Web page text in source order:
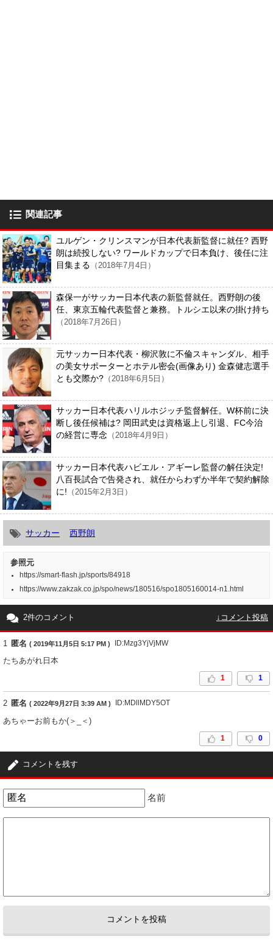
関連記事
ユルゲン・クリンスマンが日本代表新監督に就任? 西野
朗は続投しない? ワールドカップで日本負け、後任に注
目集まる （2018年7月4日）
森保一がサッカー日本代表の新監督就任。西野朗の後
任、東京五輪代表監督と兼務。トルシエ以来の掛け持ち
（2018年7月26日）
元サッカー日本代表・柳沢敦に不倫スキャンダル、相手
の美女サポーターとホテル密会(画像あり) 金森健志選手
とも交際か? （2018年6月5日）
サッカー日本代表ハリルホジッチ監督解任。W杯前に決
断し後任候補は? 岡田武史は資格返上し引退、FC今治
の経営に専念 （2018年4月9日）
サッカー日本代表ハビエル・アギーレ監督の解任決定!
八百長試合で告発され、就任からわずか半年で契約解除
に! （2015年2月3日）
サッカー 西野朗
参照元
https://smart-flash.jp/sports/84918
https://www.zakzak.co.jp/spo/news/180516/spo1805160014-n1.html
2件のコメント ↓コメント投稿
1 匿名 ( 2019年11月5日 5:17 PM ) ID:Mzg3YjVjMW
たちあがれ日本
1 1
2 匿名 ( 2022年9月27日 3:39 AM ) ID:MDllMDY5OT
あちゃーお前もか(＞_＜)
1 0
コメントを残す
名前